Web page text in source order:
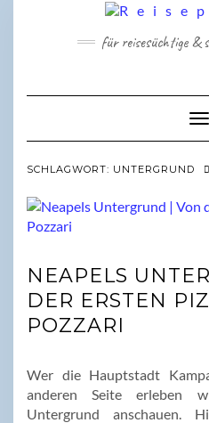
für reisesüchtige &
SCHLAGWORT: UNTERGRUND
NEAPELS
DER ERSTEN
POZZARI
Wer die Hauptstadt
anderen Seite erleben
Untergrund